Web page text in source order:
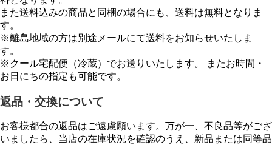
また送料込みの商品と同梱の場合にも、送料は無料となりま
す。
※離島地域の方は別途メールにて送料をお知らせいたしま
す。
※クール宅配便（冷蔵）でお送りいたします。 またお時間・
お日にちの指定も可能です。
返品・交換について
お客様都合の返品はご遠慮願います。万が一、不良品等がござ
いましたら、当店の在庫状況を確認のうえ、新品または同等品